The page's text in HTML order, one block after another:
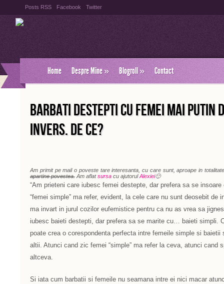
Posts RSS Facebook Twitter
Home Despre Mine» Blogroll» Contact
BARBATI DESTEPTI CU FEMEI MAI PUTIN
INVERS. DE CE?
Am primit pe mail o poveste tare interesanta, cu care sunt, aproape in
apartine povestea. Am aflatsursa cu ajutorulAlexiei🙂
“Am prieteni care iubesc femei destepte, dar prefera sa se
“femei simple” ma refer, evident, la cele care nu sunt deosebit de
ma invart in jurul cozilor eufemistice pentru ca nu as vrea sa
iubesc baieti destepti, dar prefera sa se marite cu… baieti simpli.
poate crea o corespondenta perfecta intre femeile simple si
altii. Atunci cand zic femei “simple” ma refer la ceva, atunci cand
altceva.
Si iata cum barbatii si femeile nu seamana intre ei nici macar